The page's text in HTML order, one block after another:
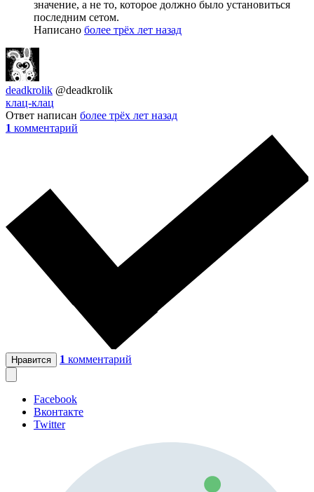
значение, а не то, которое должно было установиться
последним сетом.
Написано более трёх лет назад
deadkrolik @deadkrolik
клац-клац
Ответ написан более трёх лет назад
1 комментарий
Нравится 1 комментарий
Facebook
Вконтакте
Twitter